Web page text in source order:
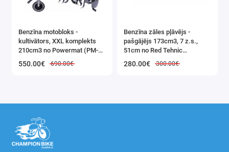
Benzīna motobloks -
kultivātors, XXL komplekts
210cm3 no Powermat (PM-
550.00€ 690.00€
Benzīna zāles pļāvējs -
pašgājējs 173cm3, 7 z.s.,
51cm no Red Tehnic
280.00€ 300.00€